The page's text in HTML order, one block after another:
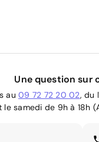
Une question sur
au 09 72 72 20 02, du
le samedi de 9h à 18h